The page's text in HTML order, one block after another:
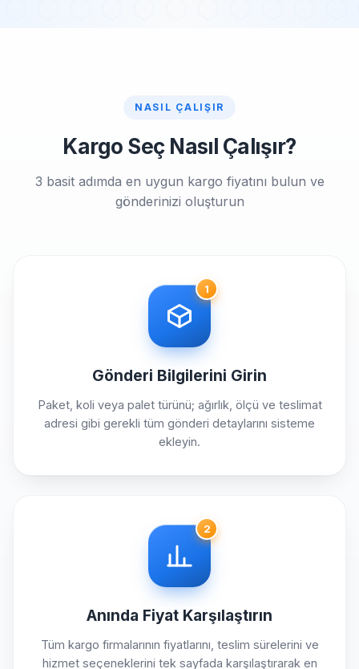
NASIL ÇALIŞIR
Kargo Seç Nasıl Çalışır?
3 basit adımda en uygun kargo fiyatını bulun ve
gönderinizi oluşturun
1
Gönderi Bilgilerini Girin
Paket, koli veya palet türünü; ağırlık, ölçü ve teslimat
adresi gibi gerekli tüm gönderi detaylarını sisteme
ekleyin.
2
Anında Fiyat Karşılaştırın
Tüm kargo firmalarının fiyatlarını, teslim sürelerini ve
hizmet seçeneklerini tek sayfada karşılaştırarak en